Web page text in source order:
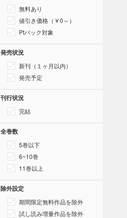
無料あり
値引き価格（￥0～）
Ptバック対象
発売状況
新刊（１ヶ月以内）
発売予定
刊行状況
完結
全巻数
5巻以下
6~10巻
11巻以上
除外設定
期間限定無料作品を除外
試し読み増量作品を除外